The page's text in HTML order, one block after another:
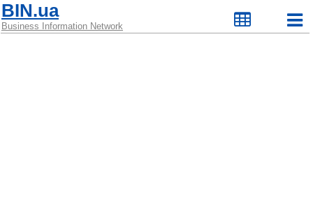
BIN.ua
Business Information Network